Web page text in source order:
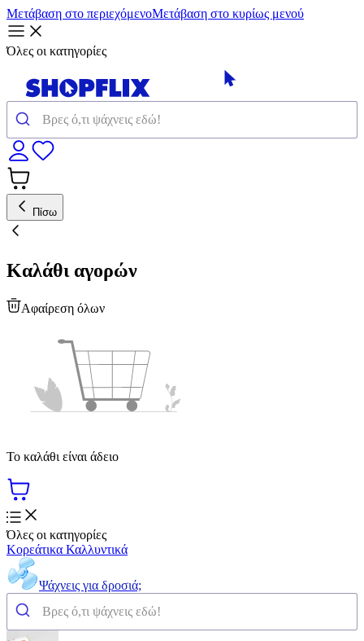
Μετάβαση στο περιεχόμενοΜετάβαση στο κυρίως μενού
Όλες οι κατηγορίες
Πίσω
Καλάθι αγορών
Αφαίρεση όλων
Το καλάθι είναι άδειο
Όλες οι κατηγορίες
Κορεάτικα Καλλυντικά
Ψάχνεις για δροσιά;